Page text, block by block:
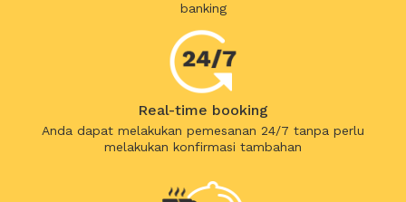
banking
Real-time booking
Anda dapat melakukan pemesanan 24/7 tanpa perlu
melakukan konfirmasi tambahan